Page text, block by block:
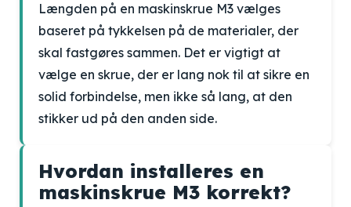
Længden på en maskinskrue M3 vælges
baseret på tykkelsen på de materialer, der
skal fastgøres sammen. Det er vigtigt at
vælge en skrue, der er lang nok til at sikre en
solid forbindelse, men ikke så lang, at den
stikker ud på den anden side.
Hvordan installeres en
maskinskrue M3 korrekt?